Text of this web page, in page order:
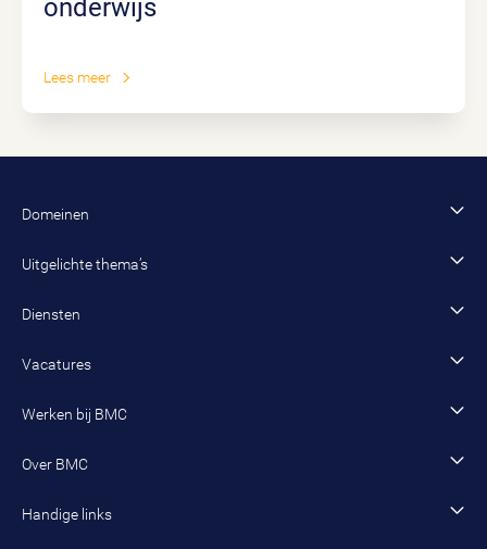
onderwijs
Lees meer
Domeinen
Financiën en control
Fysiek domein
Sociaal domein
Wonen en woningcorporaties
Uitgelichte thema’s
AIDiensten
Advies en onderzoek
Werving en selectie
Opleidingen
Vacatures
Vacature zoeken
Werken bij BMC
Werken als adviseur
Werken als managing consultant
Over BMC
Onze organisatie
Handige links